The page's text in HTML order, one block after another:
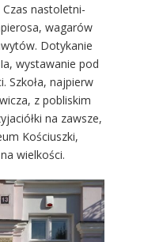
nastoletni-
wagarów
Dotykanie
wystawanie pod
Szkoła, najpierw
z pobliskim
na zawsze,
Kościuszki,
wielkości.